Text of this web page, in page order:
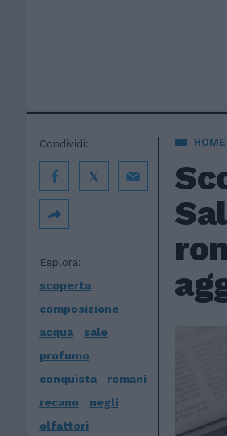
HOME
Esplora:
scoperta
composizione
acqua
sale
profumo
conquista
romani
recano
negli
olfattori
Condividi: